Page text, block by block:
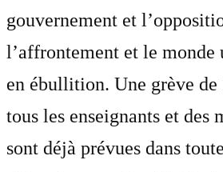
gouvernement et
l’affrontement et le monde
en ébullition. Une grève de
tous les enseignants et des
sont déjà prévues dans